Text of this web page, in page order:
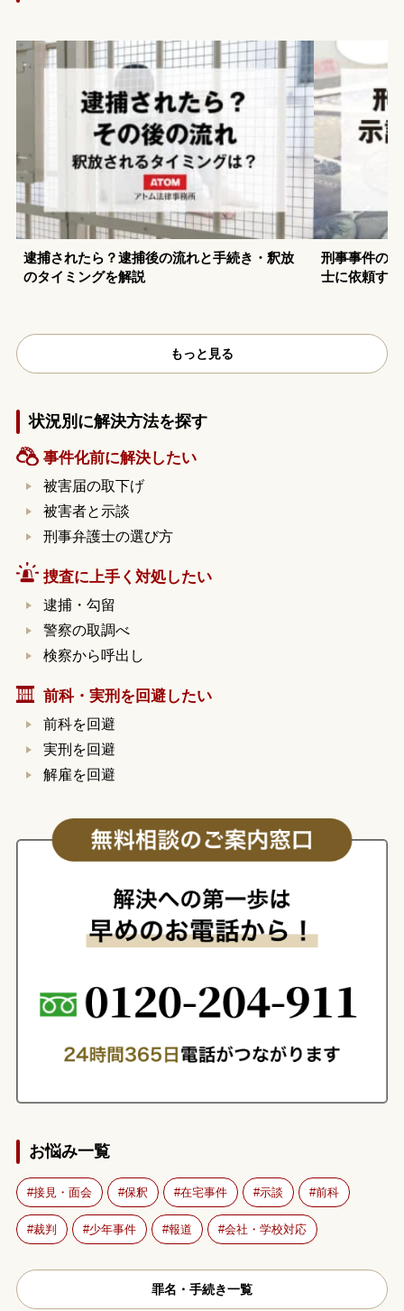
逮捕されたら？逮捕後の流れと手続き・釈放
のタイミングを解説
刑事事件の
士に依頼す
もっと見る
状況別に解決方法を探す
事件化前に解決したい
被害届の取下げ
被害者と示談
刑事弁護士の選び方
捜査に上手く対処したい
逮捕・勾留
警察の取調べ
検察から呼出し
前科・実刑を回避したい
前科を回避
実刑を回避
解雇を回避
お悩み一覧
接見・面会 保釈 在宅事件 示談 前科
裁判 少年事件 報道 会社・学校対応
罪名・手続き一覧